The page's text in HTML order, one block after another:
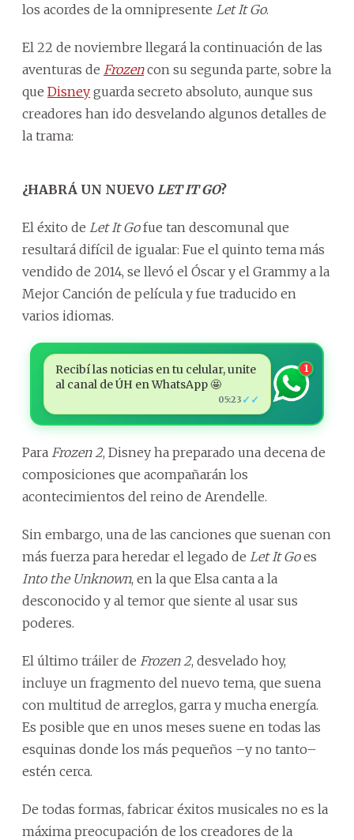
los acordes de la omnipresente Let It Go.
El 22 de noviembre llegará la continuación de las
aventuras de Frozencon su segunda parte, sobre la
que Disney guarda secreto absoluto, aunque sus
creadores han ido desvelando algunos detalles de
la trama:
¿HABRÁ UN NUEVO LET IT GO?
El éxito de Let It Gofue tan descomunal que
resultará difícil de igualar: Fue el quinto tema más
vendido de 2014, se llevó el Óscar y el Grammy a la
Mejor Canción de película y fue traducido en
varios idiomas.
Recibí las noticias en tu celular, unite
al canal de ÚH en WhatsApp 🤩
05:23 ✓✓
1
Para Frozen 2, Disney ha preparado una decena de
composiciones que acompañarán los
acontecimientos del reino de Arendelle.
Sin embargo, una de las canciones que suenan con
más fuerza para heredar el legado de Let It Goes
Into the Unknown, en la que Elsa canta a la
desconocido y al temor que siente al usar sus
poderes.
El último tráiler de Frozen 2, desvelado hoy,
incluye un fragmento del nuevo tema, que suena
con multitud de arreglos, garra y mucha energía.
Es posible que en unos meses suene en todas las
esquinas donde los más pequeños –y no tanto–
estén cerca.
De todas formas, fabricar éxitos musicales no es la
máxima preocupación de los creadores de la